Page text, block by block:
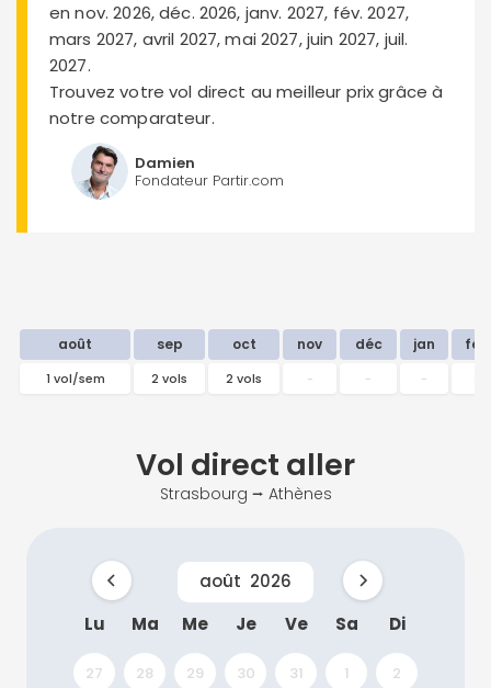
en nov. 2026, déc. 2026, janv. 2027, fév. 2027,
mars 2027, avril 2027, mai 2027, juin 2027, juil.
2027.
Trouvez votre vol direct au meilleur prix grâce à
notre comparateur.
Damien
Fondateur Partir.com
août sep oct nov déc jan fév
1 vol/sem 2 vols 2 vols - - -
Vol direct aller
Strasbourg ⭢ Athènes
août 2026
Lu
Ma Me Je Ve Sa Di
27 28 29 30 31 1 2